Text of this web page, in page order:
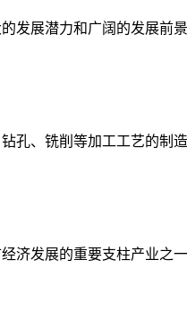
发展潜力和广阔的发展
孔、铣削等加工工艺的
济发展的重要支柱产业